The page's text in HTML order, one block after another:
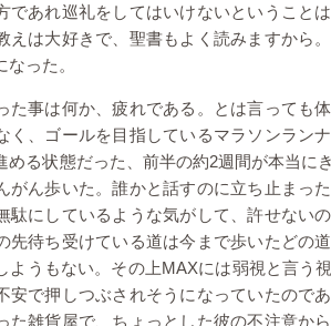
であれ巡礼をしてはいけないということ
えは大好きで、聖書もよく読みますから
った。
た事は何か、疲れである。とは言っても
く、ゴールを目指しているマラソンラン
める状態だった、前半の約2週間が本当に
がん歩いた。誰かと話すのに立ち止まっ
駄にしているような気がして、許せない
先待ち受けている道は今まで歩いたどの
ようもない。その上MAXには弱視と言う
安で押しつぶされそうになっていたので
た雑貨屋で、ちょっとした彼の不注意か